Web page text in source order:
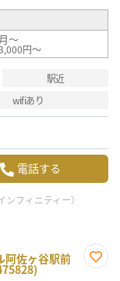
～
円～
駅近
wifiあり
電話する
フィニティー）
阿佐ヶ谷駅前